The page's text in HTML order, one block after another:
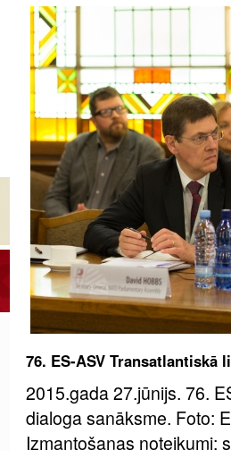
76. ES-ASV Transatlantiskā
2015.gada 27.jūnijs. 76.
dialoga sanāksme. Foto:
Izmantošanas noteikumi: